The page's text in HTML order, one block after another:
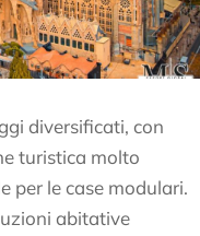
diversificati, con
turistica molto
per le case modulari.
abitative